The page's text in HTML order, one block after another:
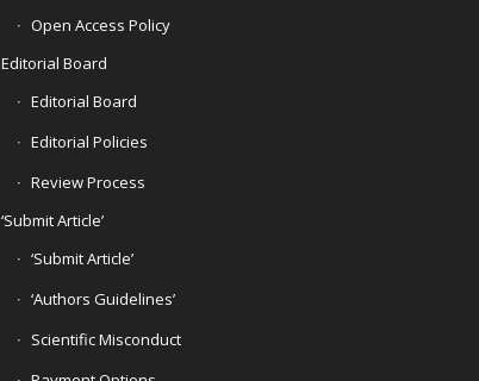
Open Access Policy
Editorial Board
Editorial Board
Editorial Policies
Review Process
‘Submit Article’
‘Submit Article’
‘Authors Guidelines’
Scientific Misconduct